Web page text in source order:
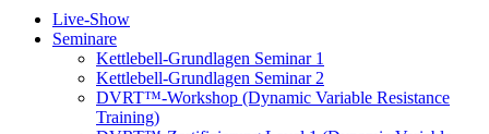
Live-Show
Seminare
Kettlebell-Grundlagen Seminar 1
Kettlebell-Grundlagen Seminar 2
DVRT™-Workshop (Dynamic Variable Resistance
Training)